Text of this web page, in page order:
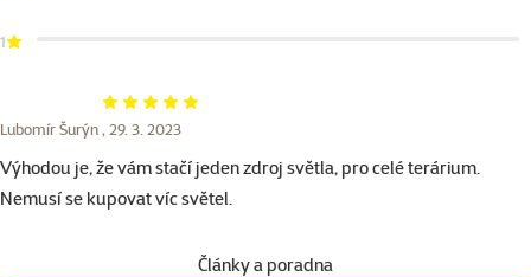
1
Hodnocení 100%
Lubomír Šurýn , 29. 3. 2023
Výhodou je, že vám stačí jeden zdroj světla, pro celé terárium.
Nemusí se kupovat víc světel.
Články a poradna